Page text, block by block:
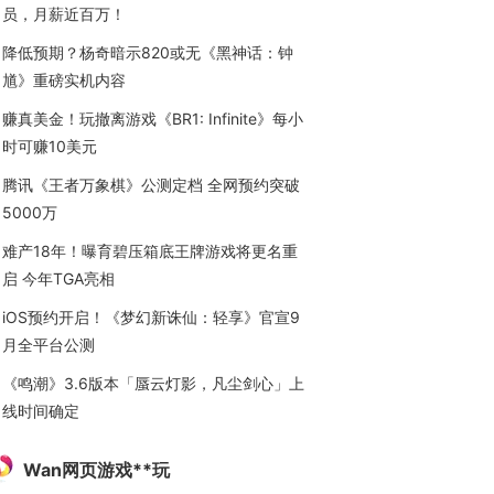
员，月薪近百万！
降低预期？杨奇暗示820或无《黑神话：钟
馗》重磅实机内容
赚真美金！玩撤离游戏《BR1: Infinite》每小
时可赚10美元
腾讯《王者万象棋》公测定档 全网预约突破
5000万
难产18年！曝育碧压箱底王牌游戏将更名重
启 今年TGA亮相
iOS预约开启！《梦幻新诛仙：轻享》官宣9
月全平台公测
《鸣潮》3.6版本「蜃云灯影，凡尘剑心」上
线时间确定
Wan网页游戏**玩